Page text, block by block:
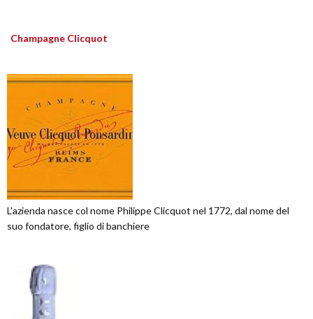
Champagne Clicquot
L'azienda nasce col nome Philippe Clicquot nel 1772, dal nome del
suo fondatore, figlio di banchiere